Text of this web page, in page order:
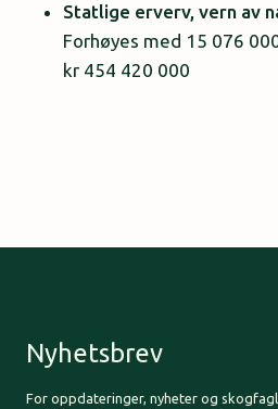
Statlige erverv, vern av
Forhøyes med 15 076
kr 454 420 000
Nyhetsbrev
For oppdateringer, nyheter og